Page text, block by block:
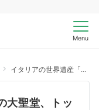
Menu
イタリアの世界遺産「モデナの大聖堂、トッレ・チヴィカ及びグランデ広場」を英語で。中世ロマネスク建築の傑作をめぐる旅
大聖堂、トッ